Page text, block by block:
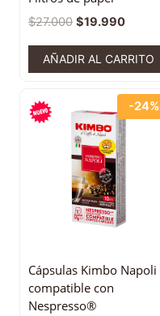
$27.000 $19.990
AÑADIR AL CARRITO
-24%
Cápsulas Kimbo Napoli
compatible con
Nespresso®